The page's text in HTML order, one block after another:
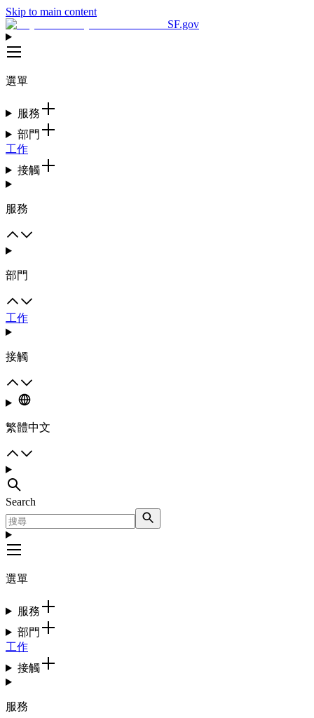
Skip to main content
SF.gov
選單
服務
部門
工作
接觸
服務
部門
工作
接觸
繁體中文
Search
選單
服務
部門
工作
接觸
服務